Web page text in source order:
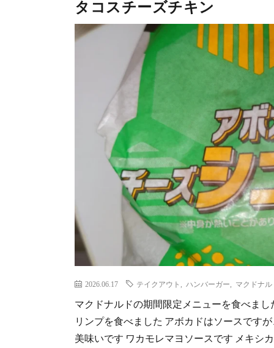
タコスチーズチキン
2026.06.17 テイクアウト ハンバーガー マクドナル
マクドナルドの期間限定メニューを食べま
リンプを食べました アボカドはソースです
美味いです ワカモレマヨソースです メキシ